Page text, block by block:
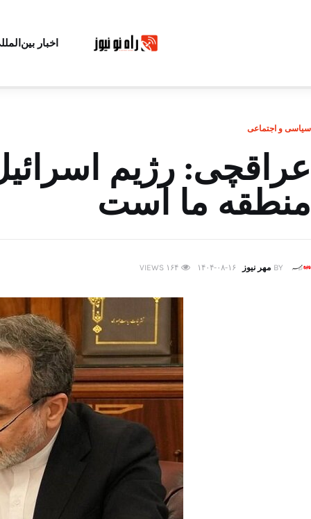
اخبار
سیاسی و اجتماعی
عراقچی: رژیم
منطقه ما است
BY مهر نیوز ۱۴۰۴-۰۸-۱۶ ۱۶۴ VIEWS